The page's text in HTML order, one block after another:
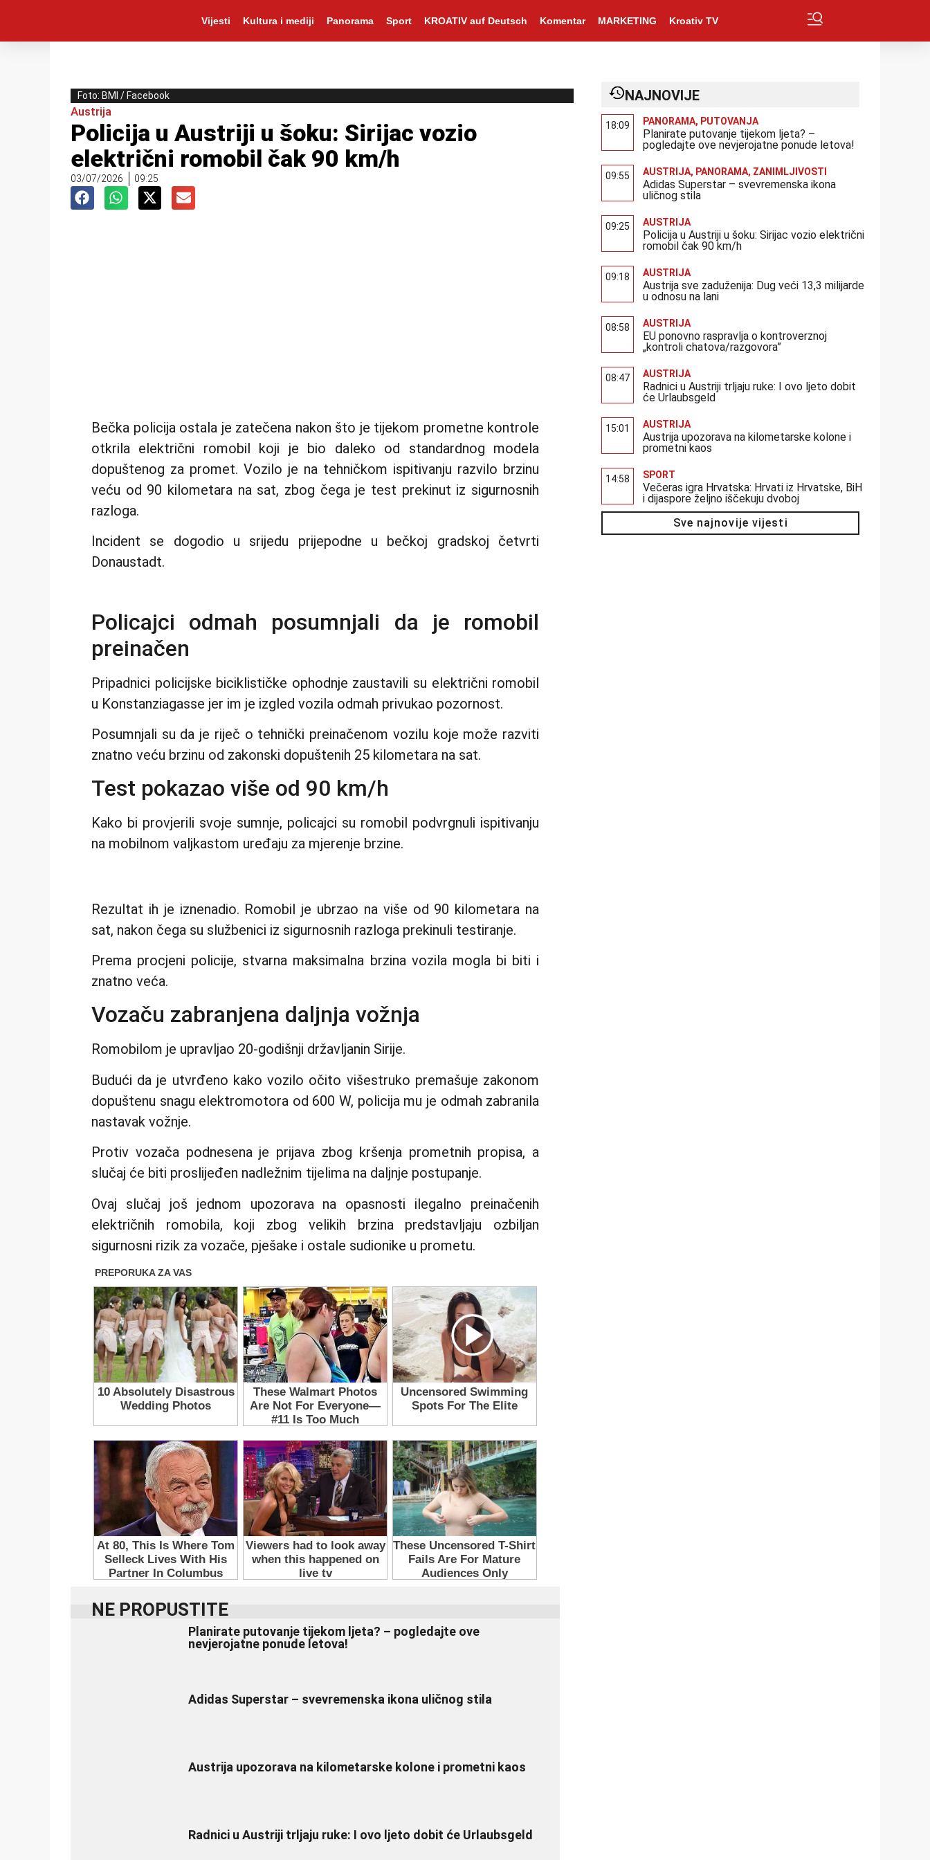
Vijesti Kultura i mediji Panorama Sport KROATIV auf Deutsch Komentar MARKETING Kroativ TV
Foto: BMI / Facebook
Austrija
Policija u Austriji u šoku: Sirijac vozio
električni romobil čak 90 km/h
03/07/2026 09:25
Bečka policija ostala je zatečena nakon što je tijekom prometne kontrole
otkrila električni romobil koji je bio daleko od standardnog modela
dopuštenog za promet. Vozilo je na tehničkom ispitivanju razvilo brzinu
veću od 90 kilometara na sat, zbog čega je test prekinut iz sigurnosnih
razloga.
Incident se dogodio u srijedu prijepodne u bečkoj gradskoj četvrti
Donaustadt.
Policajci odmah posumnjali da je romobil
preinačen
Pripadnici policijske biciklističke ophodnje zaustavili su električni romobil
u Konstanziagasse jer im je izgled vozila odmah privukao pozornost.
Posumnjali su da je riječ o tehnički preinačenom vozilu koje može razviti
znatno veću brzinu od zakonski dopuštenih 25 kilometara na sat.
Test pokazao više od 90 km/h
Kako bi provjerili svoje sumnje, policajci su romobil podvrgnuli ispitivanju
na mobilnom valjkastom uređaju za mjerenje brzine.
Rezultat ih je iznenadio. Romobil je ubrzao na više od 90 kilometara na
sat, nakon čega su službenici iz sigurnosnih razloga prekinuli testiranje.
Prema procjeni policije, stvarna maksimalna brzina vozila mogla bi biti i
znatno veća.
Vozaču zabranjena daljnja vožnja
Romobilom je upravljao 20-godišnji državljanin Sirije.
Budući da je utvrđeno kako vozilo očito višestruko premašuje zakonom
dopuštenu snagu elektromotora od 600 W, policija mu je odmah zabranila
nastavak vožnje.
Protiv vozača podnesena je prijava zbog kršenja prometnih propisa, a
slučaj će biti proslijeđen nadležnim tijelima na daljnje postupanje.
Ovaj slučaj još jednom upozorava na opasnosti ilegalno preinačenih
električnih romobila, koji zbog velikih brzina predstavljaju ozbiljan
sigurnosni rizik za vozače, pješake i ostale sudionike u prometu.
NE PROPUSTITE
Planirate putovanje tijekom ljeta? – pogledajte ove
nevjerojatne ponude letova!
Adidas Superstar – svevremenska ikona uličnog stila
Austrija upozorava na kilometarske kolone i prometni kaos
Radnici u Austriji trljaju ruke: I ovo ljeto dobit će Urlaubsgeld
NAJNOVIJE
18:09 PANORAMA, PUTOVANJA
Planirate putovanje tijekom ljeta? –
pogledajte ove nevjerojatne ponude letova!
09:55 AUSTRIJA, PANORAMA, ZANIMLJIVOSTI
Adidas Superstar – svevremenska ikona
uličnog stila
09:25 AUSTRIJA
Policija u Austriji u šoku: Sirijac vozio električni
romobil čak 90 km/h
09:18 AUSTRIJA
Austrija sve zaduženija: Dug veći 13,3 milijarde
u odnosu na lani
08:58 AUSTRIJA
EU ponovno raspravlja o kontroverznoj
„kontroli chatova/razgovora”
08:47 AUSTRIJA
Radnici u Austriji trljaju ruke: I ovo ljeto dobit
će Urlaubsgeld
15:01 AUSTRIJA
Austrija upozorava na kilometarske kolone i
prometni kaos
14:58 SPORT
Večeras igra Hrvatska: Hrvati iz Hrvatske, BiH
i dijaspore željno iščekuju dvoboj
Sve najnovije vijesti